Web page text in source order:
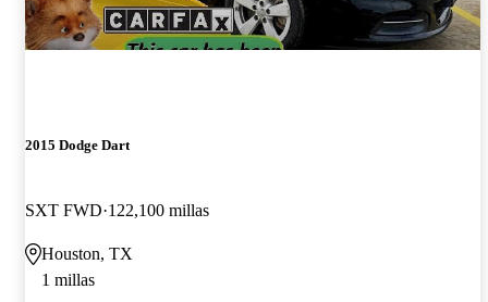
2015 Dodge Dart
SXT FWD 122,100 millas
Houston, TX
1 millas